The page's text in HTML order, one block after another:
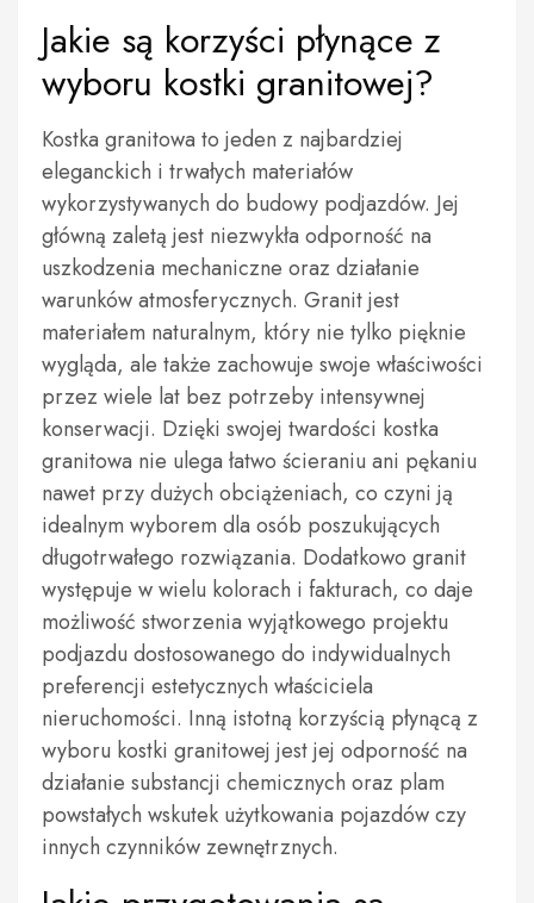
Jakie są korzyści płynące z
wyboru kostki granitowej?
Kostka granitowa to jeden z najbardziej
eleganckich i trwałych materiałów
wykorzystywanych do budowy podjazdów. Jej
główną zaletą jest niezwykła odporność na
uszkodzenia mechaniczne oraz działanie
warunków atmosferycznych. Granit jest
materiałem naturalnym, który nie tylko pięknie
wygląda, ale także zachowuje swoje właściwości
przez wiele lat bez potrzeby intensywnej
konserwacji. Dzięki swojej twardości kostka
granitowa nie ulega łatwo ścieraniu ani pękaniu
nawet przy dużych obciążeniach, co czyni ją
idealnym wyborem dla osób poszukujących
długotrwałego rozwiązania. Dodatkowo granit
występuje w wielu kolorach i fakturach, co daje
możliwość stworzenia wyjątkowego projektu
podjazdu dostosowanego do indywidualnych
preferencji estetycznych właściciela
nieruchomości. Inną istotną korzyścią płynącą z
wyboru kostki granitowej jest jej odporność na
działanie substancji chemicznych oraz plam
powstałych wskutek użytkowania pojazdów czy
innych czynników zewnętrznych.